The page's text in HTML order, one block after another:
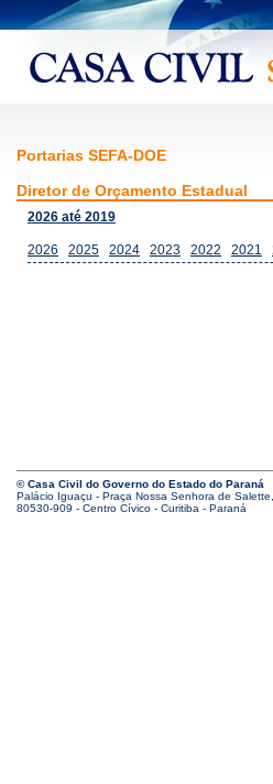
Portarias SEFA-DOE
Diretor de Orçamento Estadual
2026 até 2019
2026 2025 2024 2023 2022 2021
© Casa Civil do Governo do Estado do Paraná
Palácio Iguaçu - Praça Nossa Senhora de
80530-909 - Centro Cívico - Curitiba - Paraná